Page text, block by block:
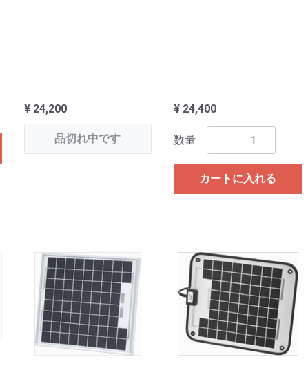
¥ 24,200
品切れ中です
¥ 24,400
数量
カートに入れる